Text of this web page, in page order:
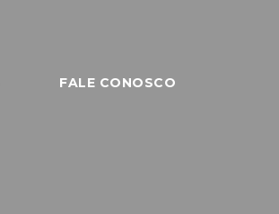
FALE CONOSCO